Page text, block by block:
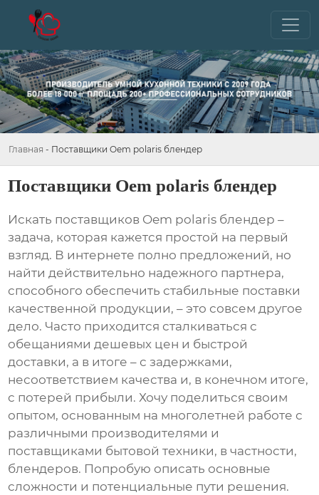
Главная - Поставщики Oem polaris блендер
Поставщики Oem polaris блендер
Искать поставщиков Oem polaris блендер –
задача, которая кажется простой на первый
взгляд. В интернете полно предложений, но
найти действительно надежного партнера,
способного обеспечить стабильные поставки
качественной продукции, – это совсем другое
дело. Часто приходится сталкиваться с
обещаниями дешевых цен и быстрой
доставки, а в итоге – с задержками,
несоответствием качества и, в конечном итоге,
с потерей прибыли. Хочу поделиться своим
опытом, основанным на многолетней работе с
различными производителями и
поставщиками бытовой техники, в частности,
блендеров. Попробую описать основные
сложности и потенциальные пути решения.